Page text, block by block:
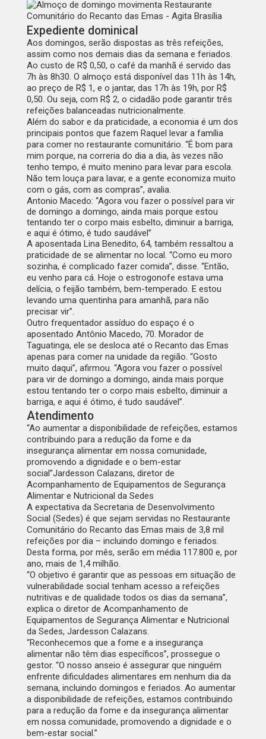
Expediente dominical
Aos domingos, serão dispostas as três refeições,
assim como nos demais dias da semana e feriados.
Ao custo de R$ 0,50, o café da manhã é servido das
7h às 8h30. O almoço está disponível das 11h às 14h,
ao preço de R$ 1, e o jantar, das 17h às 19h, por R$
0,50. Ou seja, com R$ 2, o cidadão pode garantir três
refeições balanceadas nutricionalmente.
Além do sabor e da praticidade, a economia é um dos
principais pontos que fazem Raquel levar a família
para comer no restaurante comunitário. “É bom para
mim porque, na correria do dia a dia, às vezes não
tenho tempo, é muito menino para levar para escola.
Não tem louça para lavar, e a gente economiza muito
com o gás, com as compras”, avalia.
Antonio Macedo: “Agora vou fazer o possível para vir
de domingo a domingo, ainda mais porque estou
tentando ter o corpo mais esbelto, diminuir a barriga,
e aqui é ótimo, é tudo saudável”
A aposentada Lina Benedito, 64, também ressaltou a
praticidade de se alimentar no local. “Como eu moro
sozinha, é complicado fazer comida”, disse. “Então,
eu venho para cá. Hoje o estrogonofe estava uma
delícia, o feijão também, bem-temperado. E estou
levando uma quentinha para amanhã, para não
precisar vir”.
Outro frequentador assíduo do espaço é o
aposentado Antônio Macedo, 70. Morador de
Taguatinga, ele se desloca até o Recanto das Emas
apenas para comer na unidade da região. “Gosto
muito daqui”, afirmou. “Agora vou fazer o possível
para vir de domingo a domingo, ainda mais porque
estou tentando ter o corpo mais esbelto, diminuir a
barriga, e aqui é ótimo, é tudo saudável”.
Atendimento
“Ao aumentar a disponibilidade de refeições, estamos
contribuindo para a redução da fome e da
insegurança alimentar em nossa comunidade,
promovendo a dignidade e o bem-estar
social”Jardesson Calazans, diretor de
Acompanhamento de Equipamentos de Segurança
Alimentar e Nutricional da Sedes
A expectativa da Secretaria de Desenvolvimento
Social (Sedes) é que sejam servidas no Restaurante
Comunitário do Recanto das Emas mais de 3,8 mil
refeições por dia – incluindo domingo e feriados.
Desta forma, por mês, serão em média 117.800 e, por
ano, mais de 1,4 milhão.
“O objetivo é garantir que as pessoas em situação de
vulnerabilidade social tenham acesso a refeições
nutritivas e de qualidade todos os dias da semana”,
explica o diretor de Acompanhamento de
Equipamentos de Segurança Alimentar e Nutricional
da Sedes, Jardesson Calazans.
“Reconhecemos que a fome e a insegurança
alimentar não têm dias específicos”, prossegue o
gestor. “O nosso anseio é assegurar que ninguém
enfrente dificuldades alimentares em nenhum dia da
semana, incluindo domingos e feriados. Ao aumentar
a disponibilidade de refeições, estamos contribuindo
para a redução da fome e da insegurança alimentar
em nossa comunidade, promovendo a dignidade e o
bem-estar social.”